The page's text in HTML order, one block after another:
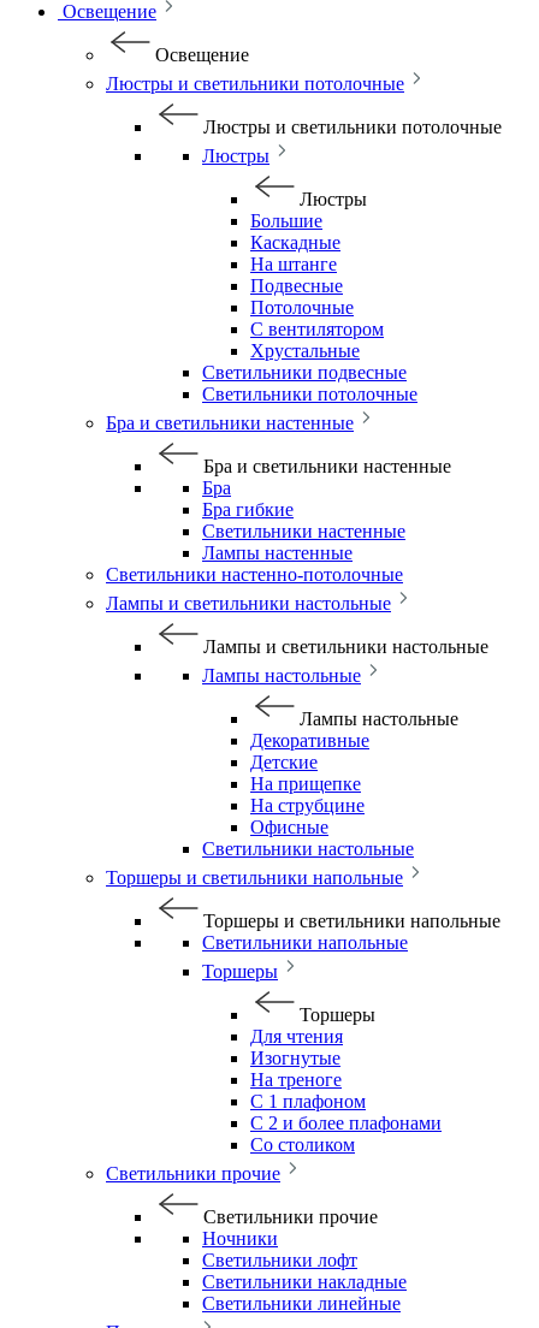
Освещение
Освещение
Люстры и светильники потолочные
Люстры и светильники потолочные
Люстры
Люстры
Большие
Каскадные
На штанге
Подвесные
Потолочные
С вентилятором
Хрустальные
Светильники подвесные
Светильники потолочные
Бра и светильники настенные
Бра и светильники настенные
Бра
Бра гибкие
Светильники настенные
Лампы настенные
Светильники настенно-потолочные
Лампы и светильники настольные
Лампы и светильники настольные
Лампы настольные
Лампы настольные
Декоративные
Детские
На прищепке
На струбцине
Офисные
Светильники настольные
Торшеры и светильники напольные
Торшеры и светильники напольные
Светильники напольные
Торшеры
Торшеры
Для чтения
Изогнутые
На треноге
С 1 плафоном
С 2 и более плафонами
Со столиком
Светильники прочие
Светильники прочие
Ночники
Светильники лофт
Светильники накладные
Светильники линейные